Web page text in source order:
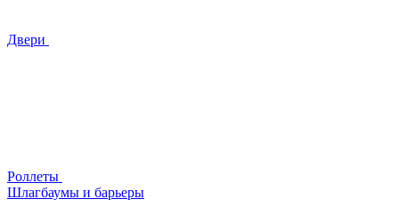
Двери
Роллеты
Шлагбаумы и барьеры